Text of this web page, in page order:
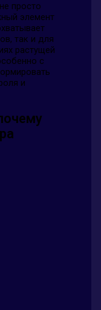
просто
элемент
так и для
растущей
с
и